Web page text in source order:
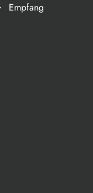
Empfang